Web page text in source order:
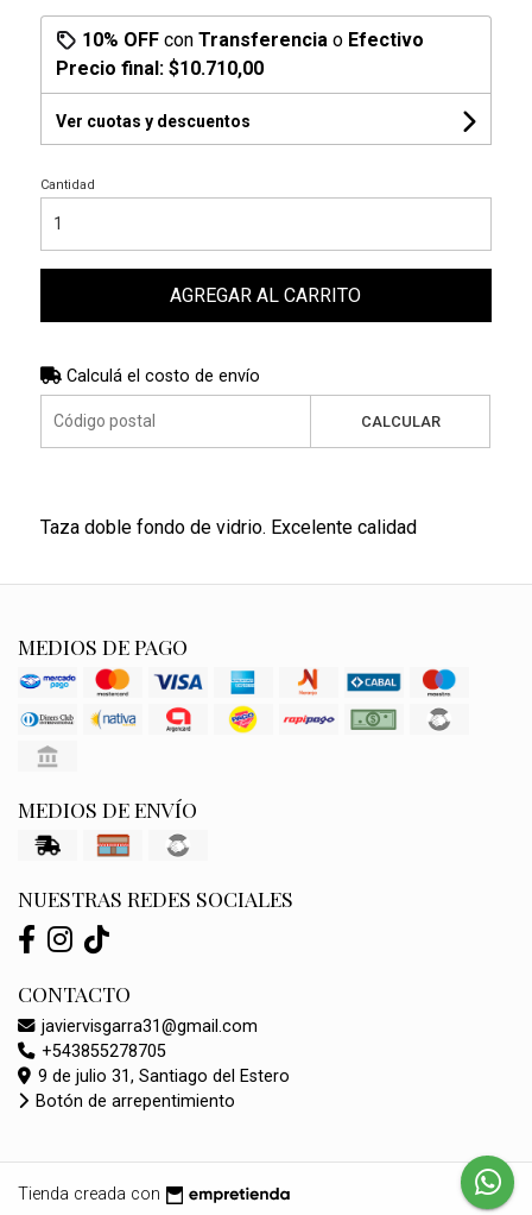
10% OFFcon Transferencia o Efectivo
Precio final: $10.710,00
Ver cuotas y descuentos
Cantidad
AGREGAR AL CARRITO
Calculá el costo de envío
CALCULAR
Taza doble fondo de vidrio. Excelente calidad
MEDIOS DE PAGO
MEDIOS DE ENVÍO
NUESTRAS REDES SOCIALES
CONTACTO
javiervisgarra31@gmail.com
+543855278705
9 de julio 31, Santiago del Estero
Botón de arrepentimiento
Tienda creada con